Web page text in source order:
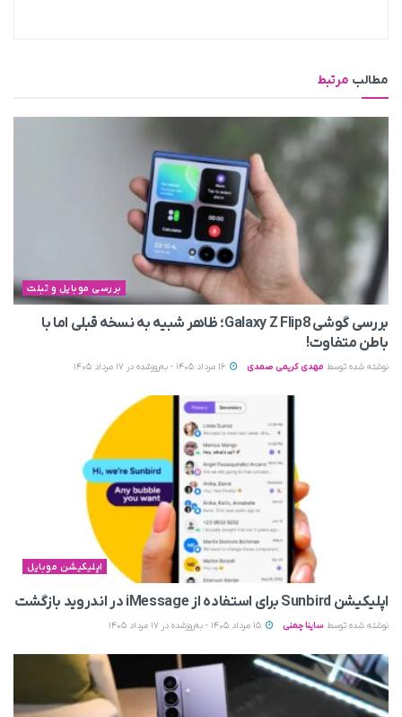
مطالب مرتبط
بررسی موبایل و تبلت
بررسی گوشی Galaxy Z Flip8؛ ظاهر شبیه به نسخه قبلی اما با
باطن متفاوت!
نوشته شده توسط مهدی کریمی صمدی
اپلیکیشن موبایل
اپلیکیشن Sunbird برای استفاده از iMessage در اندروید بازگشت
نوشته شده توسط ساینا چمنی